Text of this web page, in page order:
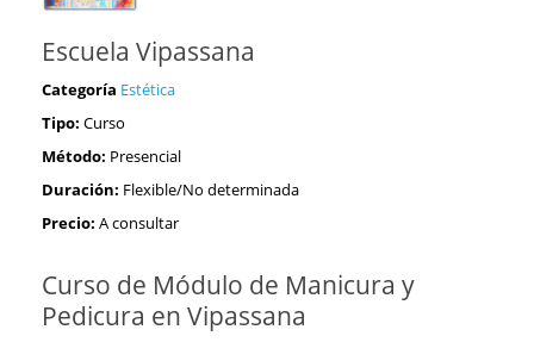
Escuela Vipassana
Categoría Estética
Tipo: Curso
Método: Presencial
Duración: Flexible/No determinada
Precio: A consultar
Curso de Módulo de Manicura y
Pedicura en Vipassana